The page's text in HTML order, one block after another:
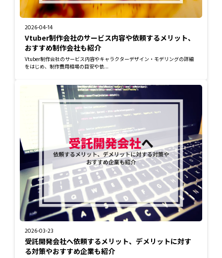
2026-04-14
Vtuber制作会社のサービス内容や依頼するメリット、
おすすめ制作会社も紹介
Vtuber制作会社のサービス内容やキャラクターデザイン・モデリングの詳細
をはじめ、制作費用相場の目安や依...
2026-03-23
受託開発会社へ依頼するメリット、デメリットに対す
る対策やおすすめ企業も紹介